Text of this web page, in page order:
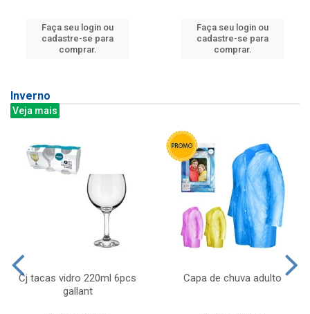
Faça seu login ou
cadastre-se para
comprar.
Faça seu login ou
cadastre-se para
comprar.
Inverno
Veja mais
Cj tacas vidro 220ml 6pcs
gallant
Capa de chuva adulto